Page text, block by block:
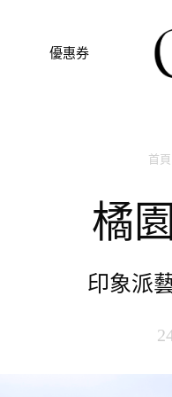
優惠券
首頁
印象